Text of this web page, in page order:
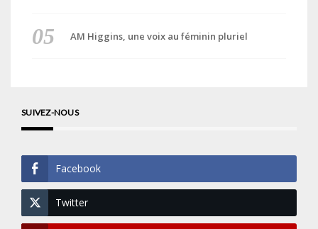
AM Higgins, une voix au féminin pluriel
SUIVEZ-NOUS
Facebook
Twitter